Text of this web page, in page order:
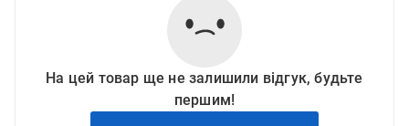
На цей товар ще не залишили відгук, будьте
першим!